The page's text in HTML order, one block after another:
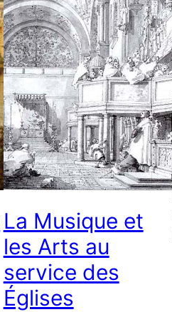
La Musique et
les Arts au
service des
Églises